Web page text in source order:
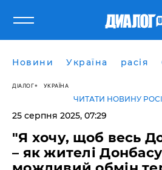
Новини Україна расія
ДІАЛОГ УКРАЇНА
ЧИТАТИ НОВИНУ
25 серпня 2025, 07:29
"Я хочу, щоб весь
– як жителі